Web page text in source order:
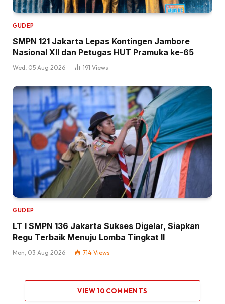
GUDEP
SMPN 121 Jakarta Lepas Kontingen Jambore
Nasional XII dan Petugas HUT Pramuka ke-65
Wed, 05 Aug 2026 191 Views
GUDEP
LT I SMPN 136 Jakarta Sukses Digelar, Siapkan
Regu Terbaik Menuju Lomba Tingkat II
Mon, 03 Aug 2026 714 Views
VIEW 10 COMMENTS